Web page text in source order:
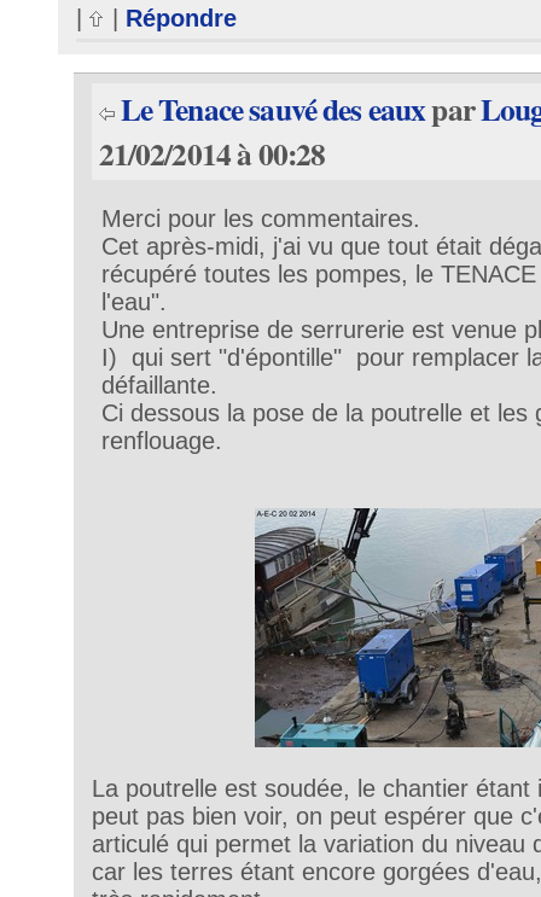
Répondre
Le Tenace sauvé des eauxpar
21/02/2014 à 00:28
Merci pour les commentaires.
Cet après-midi, j'ai vu que tout était
récupéré toutes les pompes, le
l'eau".
Une entreprise de serrurerie est venue
I) qui sert "d'épontille" pour remplacer
défaillante.
Ci dessous la pose de la poutrelle et les
renflouage.
La poutrelle est soudée, le chantier étant
peut pas bien voir, on peut espérer que
articulé qui permet la variation du niveau
car les terres étant encore gorgées